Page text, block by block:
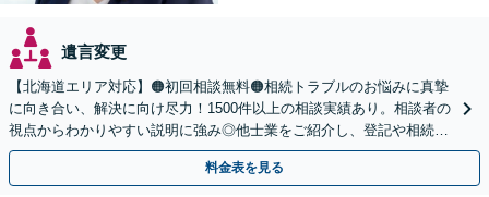
遺言変更
【北海道エリア対応】🟠初回相談無料🟠相続トラブルのお悩みに真摯
に向き合い、解決に向け尽力！1500件以上の相談実績あり。相談者の
視点からわかりやすい説明に強み◎他士業をご紹介し、登記や相続税
の申告までワンストップで対応【夜間相談可】
料金表を見る